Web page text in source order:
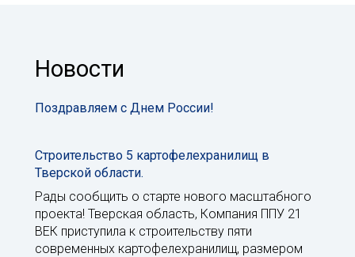
Новости
Поздравляем с Днем России!
Строительство 5 картофелехранилищ в
Тверской области.
Рады сообщить о старте нового масштабного
проекта! Тверская область, Компания ППУ 21
ВЕК приступила к строительству пяти
современных картофелехранилищ, размером